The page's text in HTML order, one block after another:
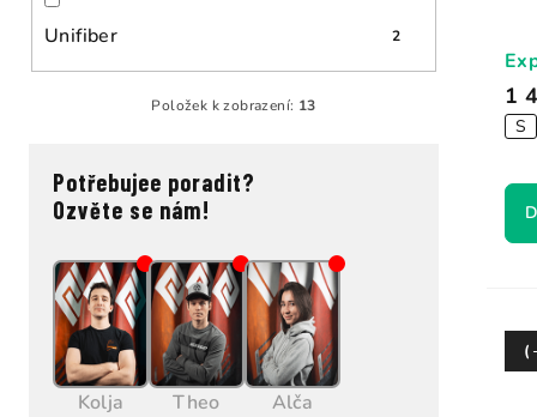
Unifiber 2
Položek k zobrazení: 13
Potřebujee poradit?
Ozvěte se nám!
Kolja Theo Alča
1
S